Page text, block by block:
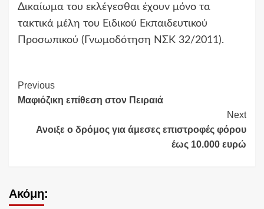
Δικαίωμα του εκλέγεσθαι έχουν μόνο τα
τακτικά μέλη του Ειδικού Εκπαιδευτικού
Προσωπικού (Γνωμοδότηση ΝΣΚ 32/2011).
Continue
Reading
Previous
Μαφιόζικη επίθεση στον Πειραιά
Next
Ανοιξε ο δρόμος για άμεσες επιστροφές φόρου
έως 10.000 ευρώ
Ακόμη: